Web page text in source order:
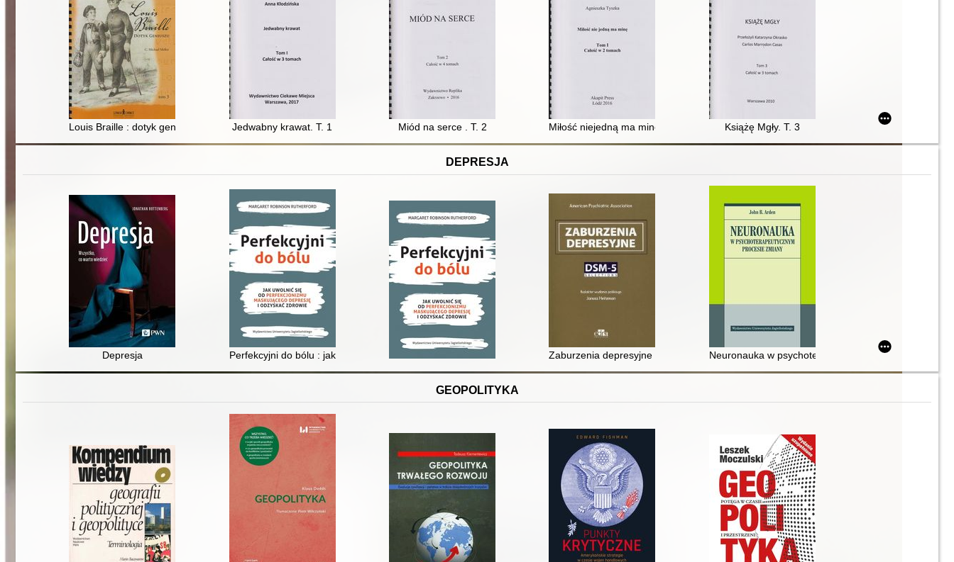
Louis Braille : dotyk geniuszu. T. 3 Jedwabny krawat. T. 1 Miód na serce . T. 2 Miłość niejedną ma minę. T. 1 Książę Mgły. T. 3
DEPRESJA
Depresja Perfekcyjni do bólu : jak uwolnić się od perfekcjonizmu maskującego depresję i odzyskać zdrowie
Zaburzenia depresyjne : DSM-5 SelectionsNeuronauka w psychoterapeutycznym procesie
GEOPOLITYKA